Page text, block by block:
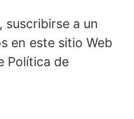
suscribirse a un
en este sitio Web
Política de